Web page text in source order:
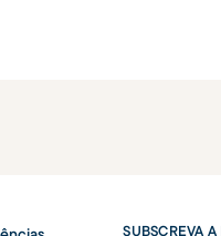
SUBSCREVA